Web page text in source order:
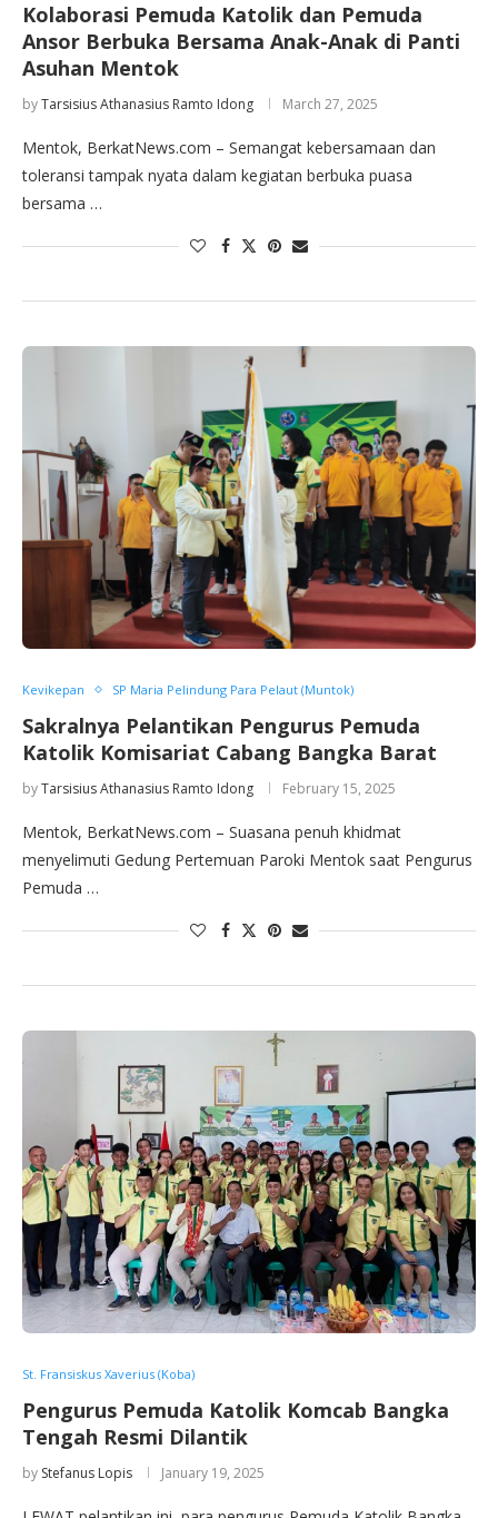
Kolaborasi Pemuda Katolik dan Pemuda
Ansor Berbuka Bersama Anak-Anak di Panti
Asuhan Mentok
byTarsisius Athanasius Ramto Idong March 27, 2025
Mentok, BerkatNews.com – Semangat kebersamaan dan
toleransi tampak nyata dalam kegiatan berbuka puasa
bersama …
Kevikepan SP Maria Pelindung Para Pelaut (Muntok)
Sakralnya Pelantikan Pengurus Pemuda
Katolik Komisariat Cabang Bangka Barat
byTarsisius Athanasius Ramto Idong February 15, 2025
Mentok, BerkatNews.com – Suasana penuh khidmat
menyelimuti Gedung Pertemuan Paroki Mentok saat Pengurus
Pemuda …
St. Fransiskus Xaverius (Koba)
Pengurus Pemuda Katolik Komcab Bangka
Tengah Resmi Dilantik
by Stefanus Lopis January 19, 2025